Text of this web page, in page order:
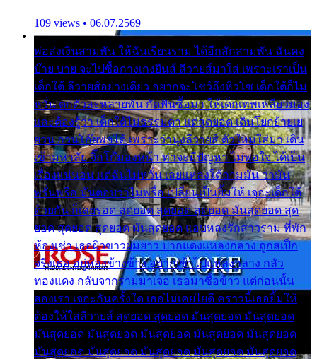
109 views • 06.07.2569
พ่อส่งเงินสามพัน ให้ฉันเรียนราม ได้อีกสักสามพัน ฉันคง
บ๊าย บาย จะไปซื้อกางเกงยีนส์ ลีวายส์มาใส่ เพราะเราเป็น
เด็กใต้ ลีวายส์อย่างเดียว อยากจะโชว์ถึงหิวโซ เด็กใต้ก็ไม่
หวั่น ตกตัวละหลายพัน กัดฟันซื้อมา ให้เด็กเทพเหลียวมอง
และต้องรู้ว่า เด็กใต้ไม่ธรรมดา แต่สุดยอด เดินโยกย้ายเย
ยวน กวนโอ๊ยพอได้ เพราะว่านุ่งลีวายส์ ตัวใหม่ใส่มา เดิน
เข้ามหาลัย จิ๊กโก๊มองหน้า ท่าจะมีปัญหา ไม่พอใจ ได้เป็น
เรื่องแน่นอน แต่ฉันไม่หวั่น เลยแหลงใต้ถามมัน ว่ามัน
พรั่นพรือ มันตอบว่าไม่พรื่อ เปลี่ยนเป็นยิ้มให้ เจอะเด็กใต้
ด้วยกัน ก็เลยรอด สุดยอด สุดยอด สุดยอด มันสุดยอด สุด
ยอด สุดยอด สุดยอด มันสุดยอด แอบหลงรักสาวราม ที่พัก
ห้องเช่า เธอผิวขาวผมยาว ปากแดงแหลงกลาง ถูกสเป็ก
จริงเธอ อยู่ห้องข้างข้าง อยากเข้าไปแหลงกลาง กลัว
ทองแดง กลับจากรามมาเจอ เธอมาซื้อข้าว แต่ก่อนนั้น
สองเรา เจอะกันครั้งใด เธอไม่เคยไยดี คราวนี้เธอยิ้มให้
ต้องให้ใส่ลีวายส์ สุดยอด สุดยอด มันสุดยอด มันสุดยอด
มันสุดยอด มันสุดยอด มันสุดยอด มันสุดยอด มันสุดยอด
มันสุดยอด มันสุดยอด มันสุดยอด มันสุดยอด มันสุดยอด